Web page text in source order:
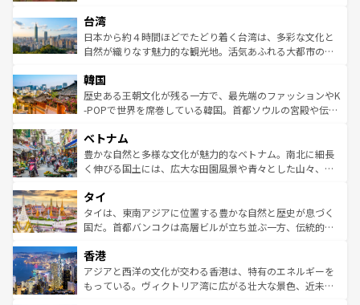
ならではの贅沢な旅のスタイルだ。 なお、新着のアメリカ
情報はコンテンツ一覧を参照してほしい。
れるおもてなしの心で訪れる人々を迎えてくれるハワイの
人々、おいしいローカルフードやハワイアンミュージッ
ク、伝統的なフラダンスなど、すべてがハワイの魅力を彩
ワイを、存分に味わってほしい。 なお、新着のハワイ情報
はコンテンツ一覧を参照してほしい。
リアリーフや大陸中央部にそびえるウルル（エアーズロッ
ク）、タスマニアの美しい原生林やケアンズの熱帯雨林な
ど、見どころがたくさん。また、カフェやワイン、オージ
いる。アクティビティも充実しており、サーフィンやダイ
ビング、ハイキングなど、アウトドア好きにはたまらな
い。オーストラリアの多彩な魅力を存分に味わいつくそ
参照してほしい。
台湾
日本から約４時間ほどでたどり着く台湾は、多彩な文化と
自然が織りなす魅力的な観光地。活気あふれる大都市の台
ン）、静ひつな山岳地帯である台湾東部など、都市の喧騒
と山間の静けさが共存しており、訪れる人に新しい発見と
驚きをもたらしてくれる。また、奥深い台湾の食文化も魅
容にもいいと評判のスイーツなど、バラエティ豊かな料理
が味わえる。 なお、新着の台湾情報は コンテンツ一覧を参
照してほしい。
韓国
歴史ある王朝文化が残る一方で、最先端のファッションやK
-POPで世界を席巻している韓国。首都ソウルの宮殿や伝統
き、地方に足を延ばせば四季折々の自然美を楽しむことが
できる。そして、キムチや焼肉、絶品のストリートフード
まで、さまざまな韓国料理が待っている。夜には、韓国な
リティに包まれながら、韓国の多彩な魅力を心ゆくまで味
わってみてほしい。 なお、新着の韓国情報はコンテンツ一
覧を参照してほしい。
ベトナム
豊かな自然と多様な文化が魅力的なベトナム。南北に細長
く伸びる国土には、広大な田園風景や青々とした山々、世
急速な発展と共に伝統が息づく。ハノイの古い町並みやホ
ーチミン市のフランス統治時代の建物も、独特の雰囲気を
醸し出している。また、バラエティの豊かさとおいしさで
とつ。フォーやバインミー、ベトナムコーヒーなどは、ぜ
ひ現地で味わいたい。どの地域を訪れてもあたたかい人々
が旅行者を迎えてくれるので、きっと忘れられない旅にな
タイ
タイは、東南アジアに位置する豊かな自然と歴史が息づく
国だ。首都バンコクは高層ビルが立ち並ぶ一方、伝統的な
の活気が交差している。北部ではチェンマイなどの山岳地
帯で自然と触れ合い、南部ではプーケットやクラビの美し
いビーチでリゾート気分を楽しむことができる。タイ料理
香港
アジアと西洋の文化が交わる香港は、特有のエネルギーを
もっている。ヴィクトリア湾に広がる壮大な景色、近未来